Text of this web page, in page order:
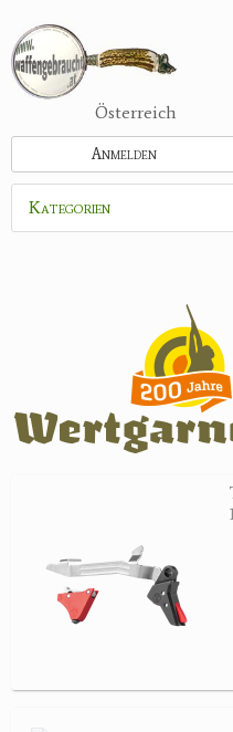
zum
Inhalt
Österreich
Anmelden
Kategorien
Zubehör
Bücher, Videos